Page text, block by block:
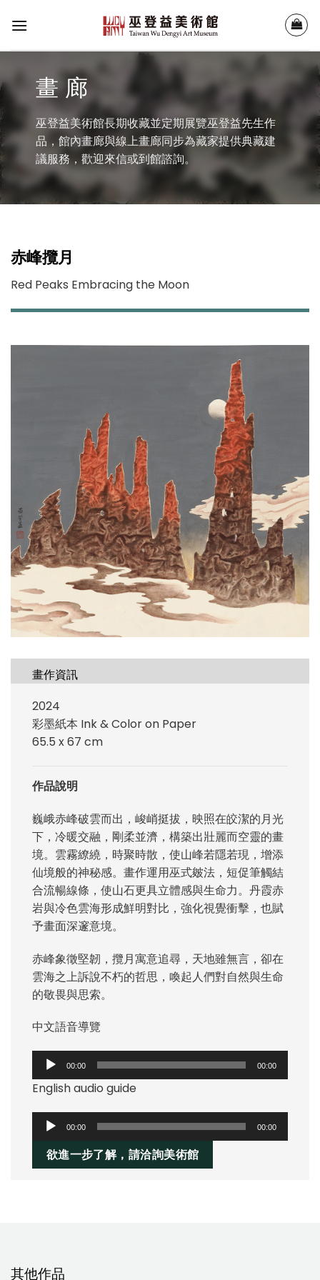
畫 廊
巫登益美術館長期收藏並定期展覽巫登益先生作
品，館內畫廊與線上畫廊同步為藏家提供典藏建
議服務，歡迎來信或到館諮詢。
赤峰攬月
Red Peaks Embracing the Moon
畫作資訊
2024
彩墨紙本 Ink & Color on Paper
65.5 x 67 cm
作品說明
巍峨赤峰破雲而出，峻峭挺拔，映照在皎潔的月光
下，冷暖交融，剛柔並濟，構築出壯麗而空靈的畫
境。雲霧繚繞，時聚時散，使山峰若隱若現，增添
仙境般的神秘感。畫作運用巫式皴法，短促筆觸結
合流暢線條，使山石更具立體感與生命力。丹霞赤
岩與冷色雲海形成鮮明對比，強化視覺衝擊，也賦
予畫面深邃意境。
赤峰象徵堅韌，攬月寓意追尋，天地雖無言，卻在
雲海之上訴說不朽的哲思，喚起人們對自然與生命
的敬畏與思索。
中文語音導覽
訊
播
放
00:00 00:00
English audio guide
放
00:00 00:00
欲進一步了解，請洽詢美術館
其他作品